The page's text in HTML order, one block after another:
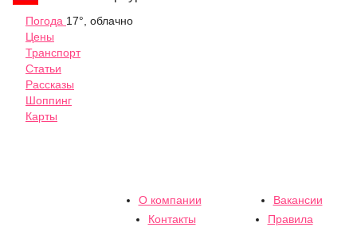
Погода 17°, облачно
Цены
Транспорт
Статьи
Рассказы
Шоппинг
Карты
О компании
Вакансии
Контакты
Правила